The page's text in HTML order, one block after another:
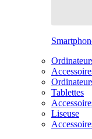
Tablettes
Liseuse